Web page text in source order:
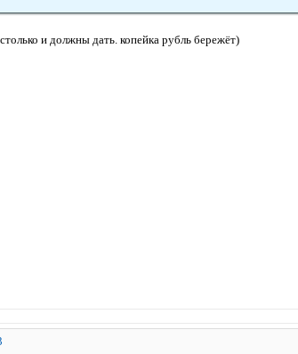
и должны дать. копейка рубль бережёт)